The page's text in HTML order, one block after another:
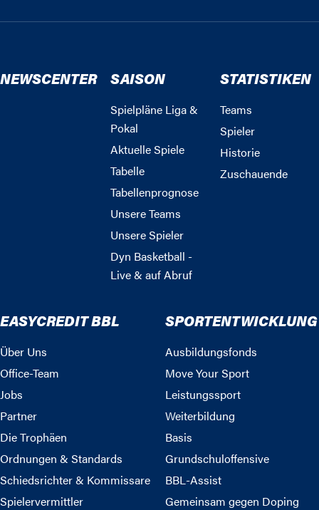
NEWSCENTER SAISON
Spielpläne Liga &
Pokal
Aktuelle Spiele
Tabelle
Tabellenprognose
Unsere Teams
Unsere Spieler
Dyn Basketball -
Live & auf Abruf
STATISTIKEN
Teams
Spieler
Historie
Zuschauende
EASYCREDIT BBL
Über Uns
Office-Team
Jobs
Partner
Die Trophäen
Ordnungen & Standards
Schiedsrichter & Kommissare
Spielervermittler
SPORTENTWICKLUNG
Ausbildungsfonds
Move Your Sport
Leistungssport
Weiterbildung
Basis
Grundschuloffensive
BBL-Assist
Gemeinsam gegen Doping